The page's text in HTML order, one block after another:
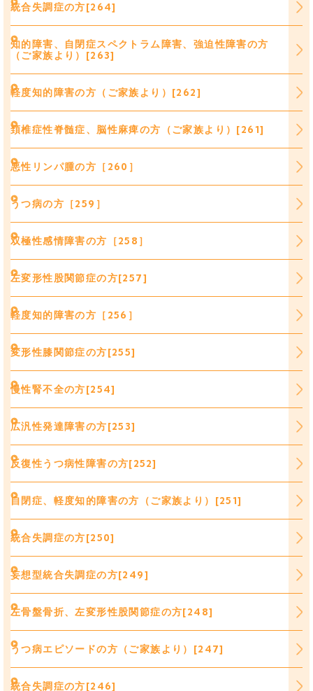
統合失調症の方[264]
知的障害、自閉症スペクトラム障害、強迫性障害の方
（ご家族より）[263]
軽度知的障害の方（ご家族より）[262]
頚椎症性脊髄症、脳性麻痺の方（ご家族より）[261]
悪性リンパ腫の方［260］
うつ病の方［259］
双極性感情障害の方［258］
左変形性股関節症の方[257]
軽度知的障害の方［256］
変形性膝関節症の方[255]
慢性腎不全の方[254]
広汎性発達障害の方[253]
反復性うつ病性障害の方[252]
自閉症、軽度知的障害の方（ご家族より）[251]
統合失調症の方[250]
妄想型統合失調症の方[249]
左骨盤骨折、左変形性股関節症の方[248]
うつ病エピソードの方（ご家族より）[247]
統合失調症の方[246]